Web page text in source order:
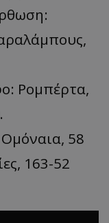
Ρομπέρτα,
58
163-52